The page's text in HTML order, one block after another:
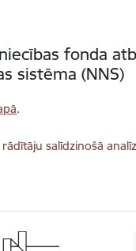
fonda
sistēma (NNS)
.
salīdzinošā